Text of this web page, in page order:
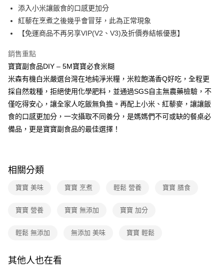
Google Pay
大哥付你分期
【大哥付你分期使用說明】
1.本服務由台灣大哥大提供，台灣大哥大用戶可立即使用無須另外申請。
2.付款方式選擇「大哥付你分期」，訂單成立後會自動跳轉到大哥付的交易
流程，驗證手機門號後，選擇欲分期的期數、繳款截止日，確認付款後即完
成交易。
4.訂單成立30分鐘內，如未前往確認交易或遇審核未通過，訂單將自動取
消。如遇「轉專審核」未通過狀況，表示未達大哥付你分期系統評分，恕無
法說明評估內容。
【繳款方式說明】
帳／街口支付／iPASS MONEY」等通路繳費。
【注意事項】
用戶於交易時，得透過本服務購買商品或服務，並由商店將買賣／分期付款
資料（包含姓名、電話或地址）提供予台灣大哥大進項蒐集、處理及利用，
【關於「AFTEE先享後付」】
AFTEE先享後付是「在收到商品之後才付款」的支付方式。 讓您購物簡單
便利好安心！
１．簡單：不需註冊會員、不需綁卡、不需儲值。
２．便利：只要手機號碼，簡訊認證，即可結帳。
３．安心：先確認商品／服務後，再付款。
結帳頁面，進行簡訊認證並確認金額後，即可完成結帳。
２．訂單成立數日內，您將收到繳費通知簡訊。
３．收到繳費通知簡訊後14天內，點擊此簡訊中的連結，可透過四大超商／
ATM／網路銀行／等多元方式進行付款，方視為交易完成。
購買商品的店家。未經商家同意取消之訂單仍視為有效，需透過AFTEE先享
※ 交易是否成功請以「AFTEE先享後付 」之結帳頁面顯示為準，若有關於
是否繳費成功／繳費後需取消欲退款等相關疑問，請聯繫「AFTEE先享後付
【注意事項】
ATM付款
運送方式
全家取貨付款-組合
付款後全家取貨-組合
免運費
付款後7-11取貨-組合
宅配
添入小米讓飯食的口感更加分
紅藜在烹煮之後幾乎會冒芽，此為正常現象
【免運商品不再另享VIP(V2、V3)及折價券結帳優惠】
銷售重點
寶寶副食品DIY – 5M寶寶必食米糊
米森有機白米嚴選台灣在地純淨米糧，米粒飽滿香Q好吃，全程更
採自然栽種，拒絕使用化學肥料，並通過SGS自主無農藥檢驗，不
僅吃得安心，讓全家人吃飯無負擔。再配上小米、紅藜麥，讓讓飯
食的口感更加分，一次攝取不同養分，是媽媽們不可或缺的餐桌必
備品，更是寶寶副食品的最佳選擇！
相關分類
寶寶 美味 寶寶 烹煮 輕鬆 營養 寶寶 膳食
寶寶 營養 寶寶 無添加 寶寶 加分
輕鬆 無添加 無添加 美味 寶寶 輕鬆
其他人也在看